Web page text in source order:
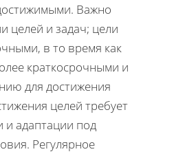
Важно
целей и задач; цели
в то время как
краткосрочными и
для достижения
целей требует
и адаптации под
Регулярное